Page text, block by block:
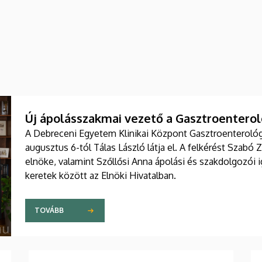
Új ápolásszakmai vezető a
A Debreceni Egyetem Klinikai Központ
augusztus 6-tól Tálas László látja el. A felkérést Szabó
elnöke, valamint Szőllősi Anna ápolási és szakdolgozói
keretek között az Elnöki Hivatalban.
TOVÁBB